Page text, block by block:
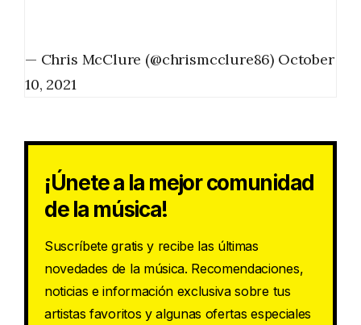
— Chris McClure (@chrismcclure86) October
10, 2021
¡Únete a la mejor comunidad
de la música!
Suscríbete gratis y recibe las últimas
novedades de la música. Recomendaciones,
noticias e información exclusiva sobre tus
artistas favoritos y algunas ofertas especiales